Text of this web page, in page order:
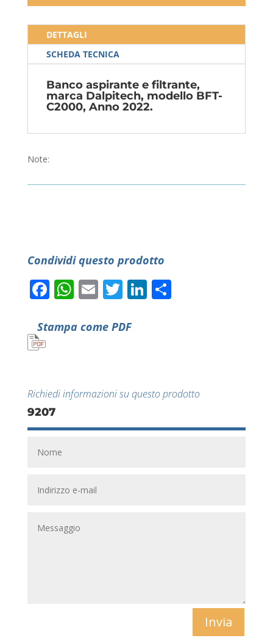
DETTAGLI
SCHEDA TECNICA
Banco aspirante e filtrante,
marca Dalpitech, modello BFT-
C2000, Anno 2022.
Note:
Condividi questo prodotto
Facebook
WhatsApp
EmailTwitter
LinkedIn
Condividi
Stampa come PDF
Richiedi informazioni su questo prodotto
9207
Invia